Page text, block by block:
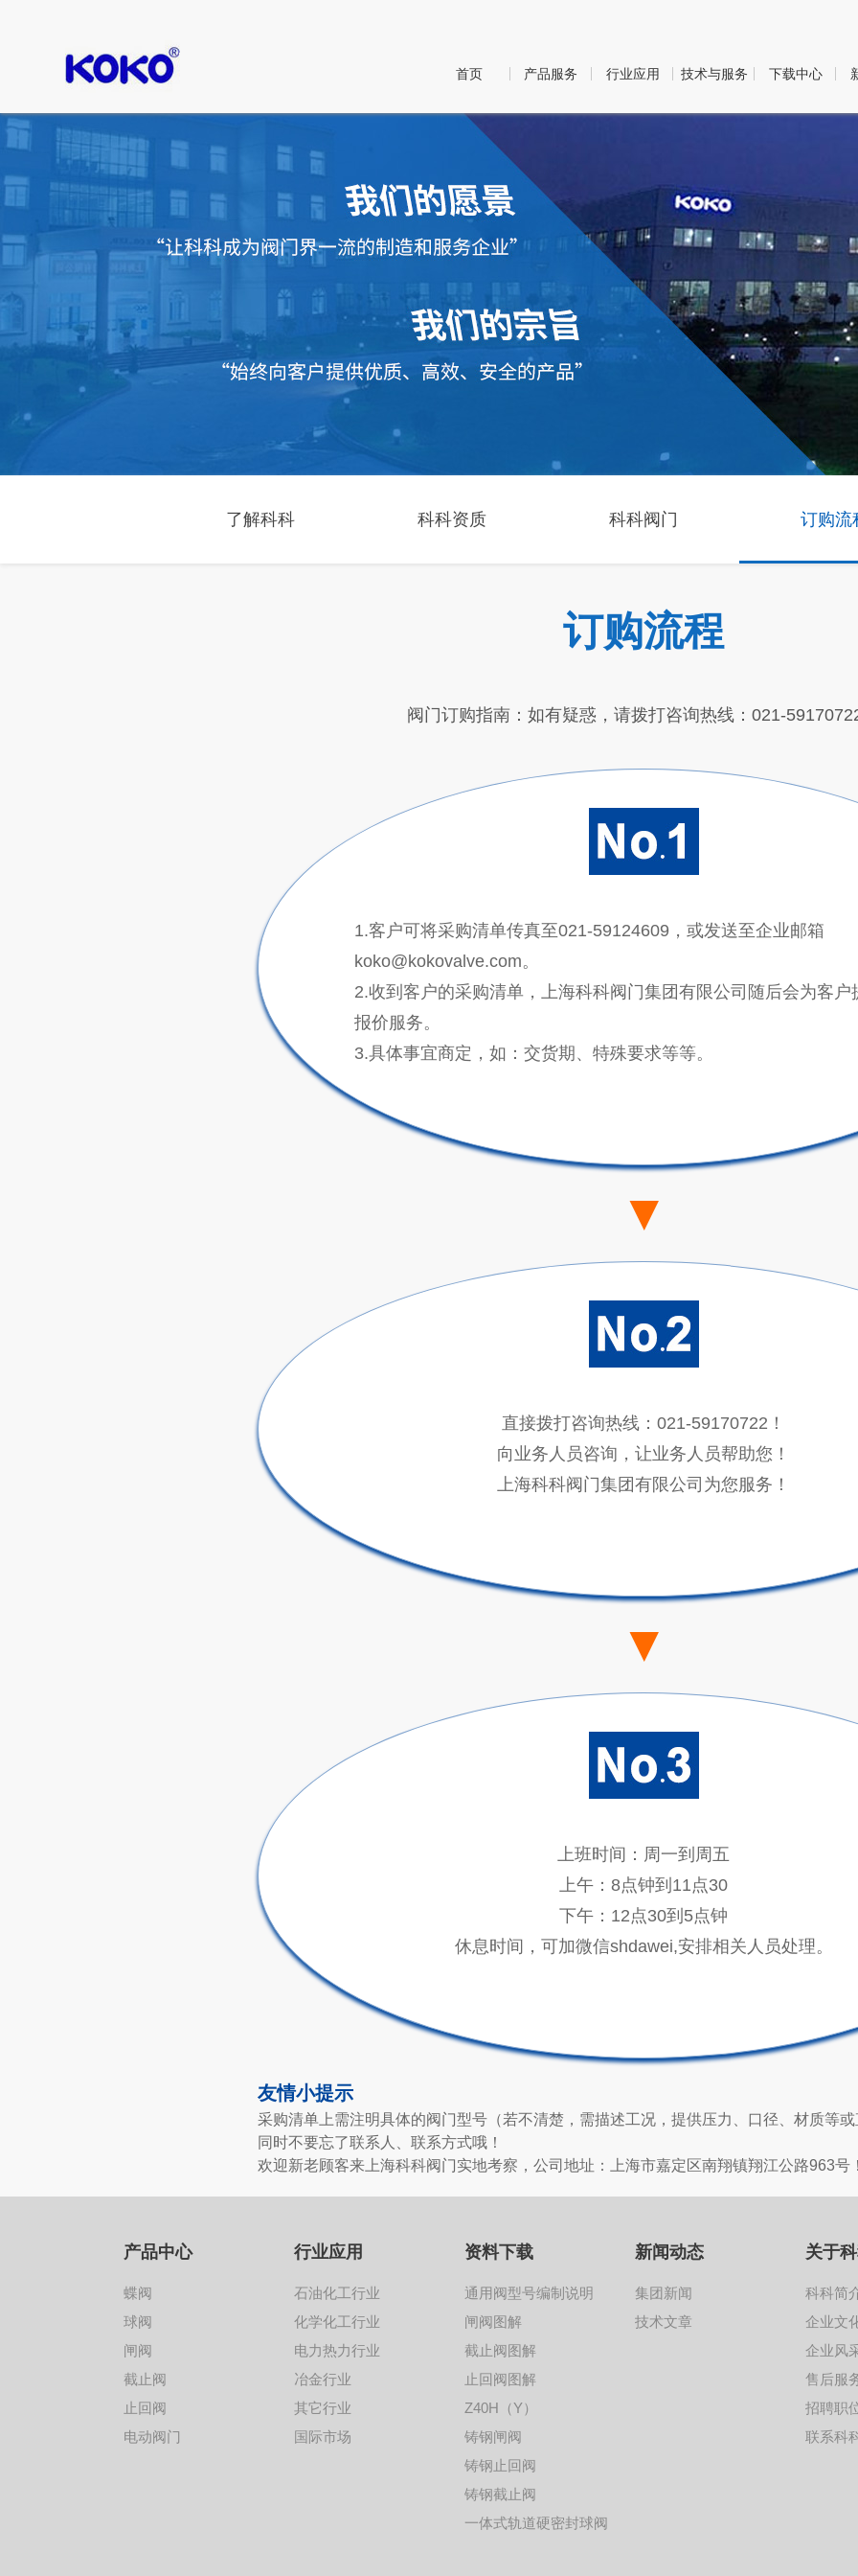
首页 产品服务 行业应用 技术与服务 下载中心
了解科科 科科资质 科科阀门 订购流
订购流程
阀门订购指南：如有疑惑，请拨打咨询热线：021-
1.客户可将采购清单传真至021-59124609，或发送至企业邮箱
koko@kokovalve.com。
2.收到客户的采购清单，上海科科阀门集团有限公司随后会为客户
报价服务。
3.具体事宜商定，如：交货期、特殊要求等等。
▼
直接拨打咨询热线：021-59170722！
向业务人员咨询，让业务人员帮助您！
上海科科阀门集团有限公司为您服务！
▼
上班时间：周一到周五
上午：8点钟到11点30
下午：12点30到5点钟
休息时间，可加微信shdawei,安排相关人员处理。
友情小提示
采购清单上需注明具体的阀门型号（若不清楚，需描述工况，提供压力、口径、材质等
同时不要忘了联系人、联系方式哦！
欢迎新老顾客来上海科科阀门实地考察，公司地址：上海市嘉定区南翔镇翔江公路963号
产品中心
蝶阀
球阀
闸阀
截止阀
止回阀
电动阀门
行业应用
石油化工行业
化学化工行业
电力热力行业
冶金行业
其它行业
国际市场
资料下载
通用阀型号编制说明
闸阀图解
截止阀图解
止回阀图解
Z40H（Y）
铸钢闸阀
铸钢止回阀
铸钢截止阀
一体式轨道硬密封球阀
新闻动态
集团新闻
技术文章
关于
科科简
企业文
企业风
售后服
招聘职
联系科